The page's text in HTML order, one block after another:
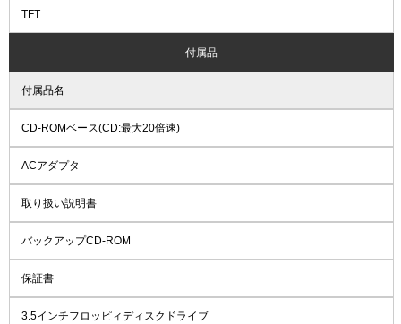
TFT
付属品
付属品名
CD-ROMベース(CD:最大20倍速)
ACアダプタ
取り扱い説明書
バックアップCD-ROM
保証書
3.5インチフロッピィディスクドライブ